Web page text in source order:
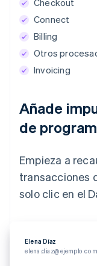
Checkout
Connect
Billing
Otros
Invoicing
Añade
de
Empieza a
transacciones
solo clic en el
Elena Díaz
elena.diaz@ejemplo.com